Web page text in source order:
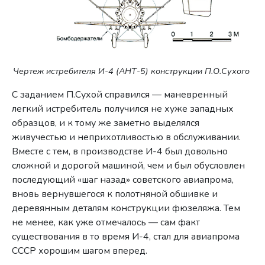
Чертеж истребителя И-4 (АНТ-5) конструкции П.О.Сухого
С заданием П.Сухой справился — маневренный
легкий истребитель получился не хуже западных
образцов, и к тому же заметно выделялся
живучестью и неприхотливостью в обслуживании.
Вместе с тем, в производстве И-4 был довольно
сложной и дорогой машиной, чем и был обусловлен
последующий «шаг назад» советского авиапрома,
вновь вернувшегося к полотняной обшивке и
деревянным деталям конструкции фюзеляжа. Тем
не менее, как уже отмечалось — сам факт
существования в то время И-4, стал для авиапрома
СССР хорошим шагом вперед.